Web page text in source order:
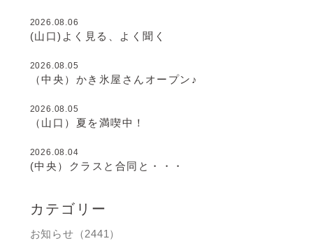
2026.08.06
(山口)よく見る、よく聞く
2026.08.05
（中央）かき氷屋さんオープン♪
2026.08.05
（山口）夏を満喫中！
2026.08.04
(中央）クラスと合同と・・・
カテゴリー
お知らせ（2441）